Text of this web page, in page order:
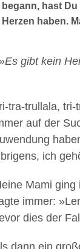
begann, hast
Herzen haben.
gibt kein
tra-trullala, tri-
auf der
ich
Mami
immer:
dies der
dann ein